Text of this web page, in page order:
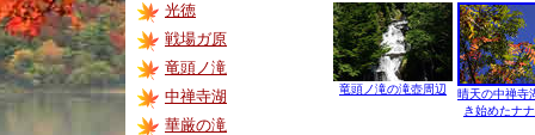
光徳
戦場ガ原
竜頭ノ滝
中禅寺湖
華厳の滝
竜頭ノ滝の滝壺周辺
晴天の中禅寺
き始めたナ